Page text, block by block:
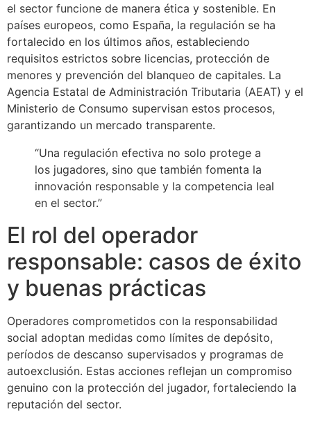
el sector funcione de manera ética y sostenible. En
países europeos, como España, la regulación se ha
fortalecido en los últimos años, estableciendo
requisitos estrictos sobre licencias, protección de
menores y prevención del blanqueo de capitales. La
Agencia Estatal de Administración Tributaria (AEAT) y el
Ministerio de Consumo supervisan estos procesos,
garantizando un mercado transparente.
“Una regulación efectiva no solo protege a
los jugadores, sino que también fomenta la
innovación responsable y la competencia leal
en el sector.”
El rol del operador
responsable: casos de éxito
y buenas prácticas
Operadores comprometidos con la responsabilidad
social adoptan medidas como límites de depósito,
períodos de descanso supervisados y programas de
autoexclusión. Estas acciones reflejan un compromiso
genuino con la protección del jugador, fortaleciendo la
reputación del sector.